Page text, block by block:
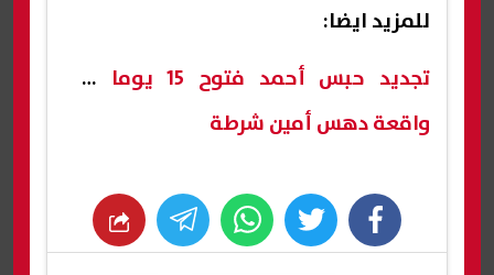
للمزيد ايضا:
تجديد حبس أحمد فتوح 15 يوما في
واقعة دهس أمين شرطة
facebook
twitter
whats